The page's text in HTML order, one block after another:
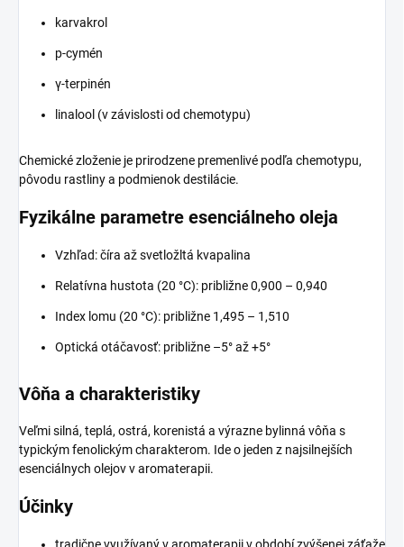
karvakrol
p-cymén
γ-terpinén
linalool (v závislosti od chemotypu)
Chemické zloženie je prirodzene premenlivé podľa chemotypu,
pôvodu rastliny a podmienok destilácie.
Fyzikálne parametre esenciálneho oleja
Vzhľad: číra až svetložltá kvapalina
Relatívna hustota (20 °C): približne 0,900 – 0,940
Index lomu (20 °C): približne 1,495 – 1,510
Optická otáčavosť: približne –5° až +5°
Vôňa a charakteristiky
Veľmi silná, teplá, ostrá, korenistá a výrazne bylinná vôňa s
typickým fenolickým charakterom. Ide o jeden z najsilnejších
esenciálnych olejov v aromaterapii.
Účinky
tradične využívaný v aromaterapii v období zvýšenej záťaže